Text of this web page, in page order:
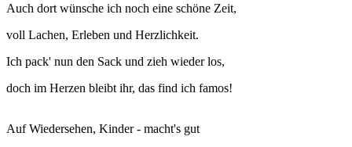
Auch dort wünsche ich noch eine schöne Zeit,
voll Lachen, Erleben und Herzlichkeit.
Ich pack' nun den Sack und zieh wieder los,
doch im Herzen bleibt ihr, das find ich famos!
Auf Wiedersehen, Kinder - macht's gut